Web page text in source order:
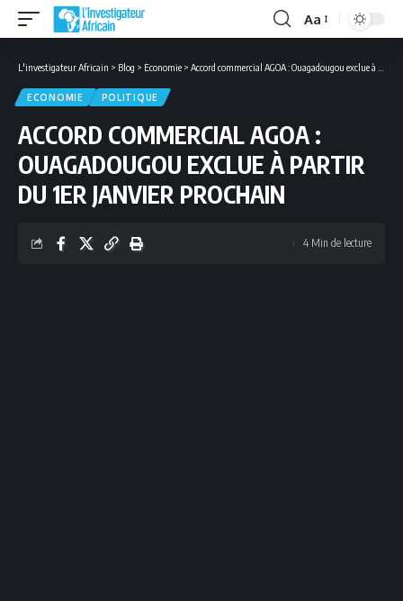
Font
Aa
L'investigateur Africain > Blog > Economie > Accord commercial AGOA : Ouagadougou exclue à partir du 1er janvier prochain
ECONOMIE POLITIQUE
ACCORD COMMERCIAL AGOA :
OUAGADOUGOU EXCLUE À PARTIR
DU 1ER JANVIER PROCHAIN
4 Min de lecture